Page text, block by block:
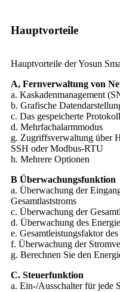
Hauptvorteile
Hauptvorteile der Yosun
A, Fernverwaltung von
a. Kaskadenmanagement
b. Grafische
c. Das gespeicherte Protokoll
d. Mehrfachalarmmodus
g. Zugriffsverwaltung über
SSH oder Modbus-RTU
h. Mehrere Optionen
B Überwachungsfunktion
a. Überwachung der
Gesamtlaststroms
c. Überwachung der
d. Überwachung des
e. Gesamtleistungsfaktor
f. Überwachung der
g. Berechnen Sie den
C. Steuerfunktion
a. Ein-/Ausschalter für jede